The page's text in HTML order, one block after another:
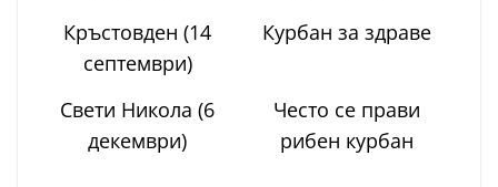
Кръстовден (14
септември)
Курбан за здраве
Свети Никола (6
декември)
Често се прави
рибен курбан